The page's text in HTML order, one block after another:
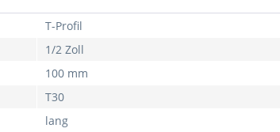
T-Profil
1/2 Zoll
100 mm
T30
lang